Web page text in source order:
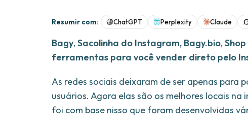
Resumir com: ChatGPT Perplexity Claude
Bagy, Sacolinha do Instagram, Bagy.bio,
ferramentas para você vender direto pelo
As redes sociais deixaram de ser apenas para
usuários. Agora elas são os melhores locais
foi com base nisso que foram desenvolvidas